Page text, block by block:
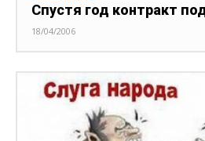
Спустя год контракт
18/04/2006